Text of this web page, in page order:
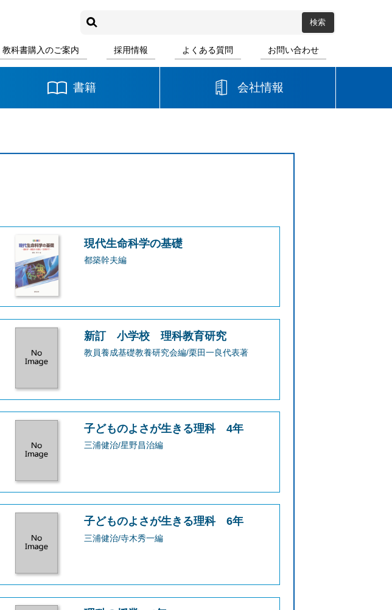
教科書購入のご案内 採用情報 よくある質問 お問い合わせ
書籍 会社情報
現代生命科学の基礎
都築幹夫編
新訂 小学校 理科教育研究
教員養成基礎教養研究会編/栗田一良代表著
子どものよさが生きる理科 4年
三浦健治/星野昌治編
子どものよさが生きる理科 6年
三浦健治/寺木秀一編